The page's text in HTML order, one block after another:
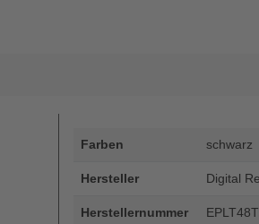
Farben schwarz
Hersteller Digital
Herstellernummer